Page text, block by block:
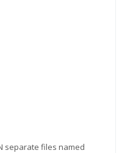
separate files named